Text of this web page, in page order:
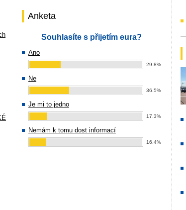
Anketa
Souhlasíte s přijetím eura?
Ano
29.8%
Ne
36.5%
Je mi to jedno
17.3%
Nemám k tomu dost informací
16.4%